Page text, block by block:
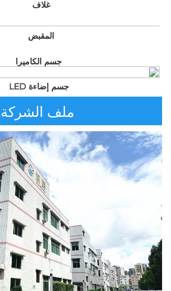
غلاف
المقبض
جسم الكاميرا
جسم إضاءة LED
ملف الشركة